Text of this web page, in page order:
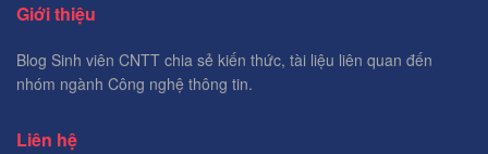
Giới thiệu
Blog Sinh viên CNTT chia sẻ kiến thức, tài liệu liên quan đến
nhóm ngành Công nghệ thông tin.
Liên hệ